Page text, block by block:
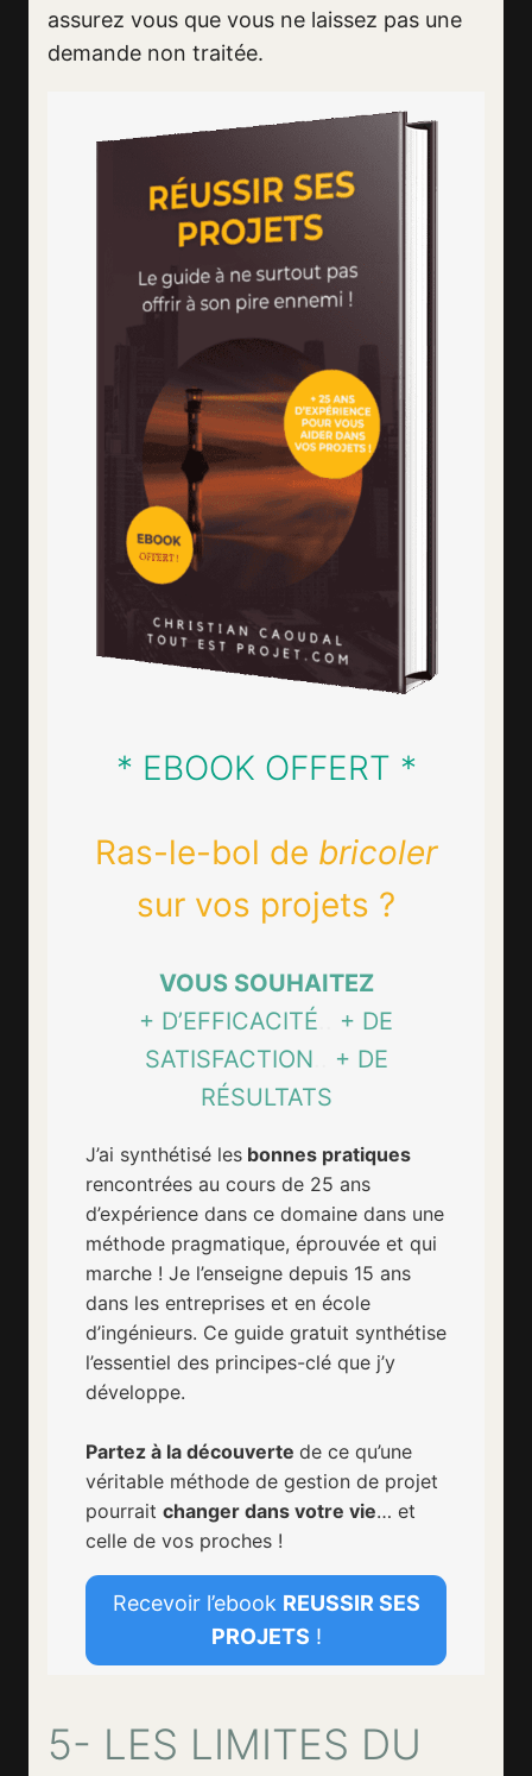
assurez vous que vous ne laissez pas une
demande non traitée.
* EBOOK OFFERT *
Ras-le-bol de bricoler
sur vos projets ?
VOUS SOUHAITEZ
+ D’EFFICACITÉ
+ DE
SATISFACTION
+ DE
RÉSULTATS
J’ai synthétisé les bonnes pratiques
rencontrées au cours de 25 ans
d’expérience dans ce domaine dans une
méthode pragmatique, éprouvée et qui
marche ! Je l’enseigne depuis 15 ans
dans les entreprises et en école
d’ingénieurs. Ce guide gratuit synthétise
l’essentiel des principes-clé que j’y
développe.
Partez à la découverte de ce qu’une
véritable méthode de gestion de projet
pourrait changer dans votre vie… et
celle de vos proches !
Recevoir l’ebook REUSSIR SES
PROJETS !
5- LES LIMITES DU